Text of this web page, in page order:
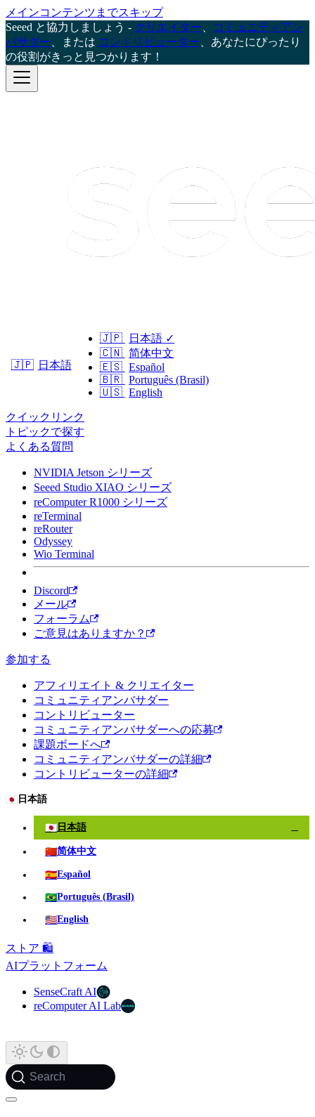
メインコンテンツまでスキップ
Seeed と協力しましょう - クリエイター
コミュニティアン
バサダー 、または コントリビューター 、あなたにぴったり
の役割がきっと見つかります！
🇯🇵 日本語
🇯🇵 日本語 ✓
🇨🇳 简体中文
🇪🇸 Español
🇧🇷 Português (Brasil)
🇺🇸 English
クイックリンク
トピックで探す
よくある質問
NVIDIA Jetson シリーズ
Seeed Studio XIAO シリーズ
reComputer R1000 シリーズ
reTerminal
reRouter
Odyssey
Wio Terminal
Discord
メール
フォーラム
ご意見はありますか？
参加する
アフィリエイト & クリエイター
コミュニティアンバサダー
コントリビューター
コミュニティアンバサダーへの応募
課題ボードへ
コミュニティアンバサダーの詳細
コントリビューターの詳細
🇯🇵 日本語
🇯🇵 日本語
🇨🇳简体中文
🇪🇸Español
🇧🇷Português (Brasil)
🇺🇸English
ストア 🛍️
AIプラットフォーム
SenseCraft AI
reComputer AI Lab
Search